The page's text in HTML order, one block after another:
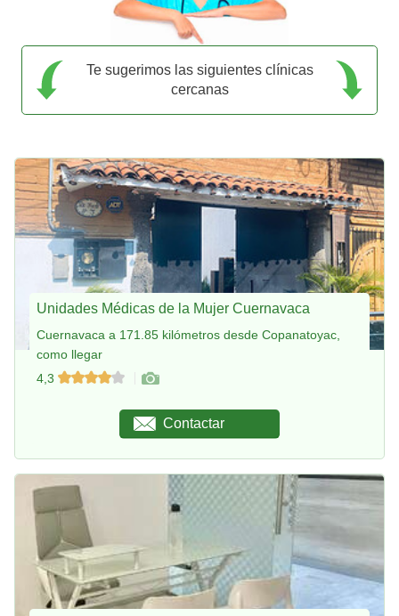
Te sugerimos las siguientes clínicas
cercanas
Unidades Médicas de la Mujer Cuernavaca
Cuernavaca a 171.85 kilómetros desde Copanatoyac,
como llegar
4,3
Contactar